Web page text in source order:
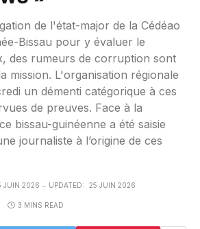
de l'état-major de la Cédéao
Bissau pour y évaluer le
des rumeurs de corruption sont
mission. L'organisation régionale
un démenti catégorique à ces
de preuves. Face à la
bissau-guinéenne a été saisie
journaliste à l’origine de ces
JUIN 2026 UPDATED: 25 JUIN 2026
3 MINS READ